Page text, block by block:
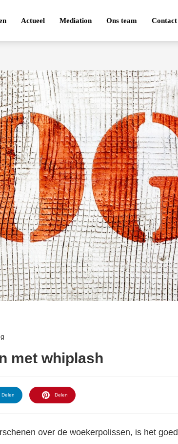
Actueel Mediation Ons team Contact
met whiplash
Delen Delen
over de woekerpolissen, is het goed